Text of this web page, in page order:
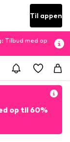
Til appen
Tilbud med op
op til 60%